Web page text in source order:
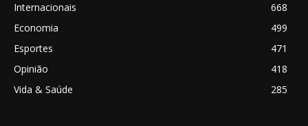
Internacionais
668
Economia
499
Esportes
471
Opinião
418
Vida & Saúde
285